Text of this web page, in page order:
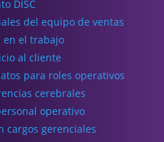
DISC
del equipo de ventas
en el trabajo
al cliente
para roles operativos
cerebrales
operativo
cargos gerenciales